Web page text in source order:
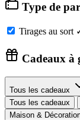
Type de
Tirages au sort
Cadeaux à
Tous les cadeaux
Tous les cadeaux
Maison &